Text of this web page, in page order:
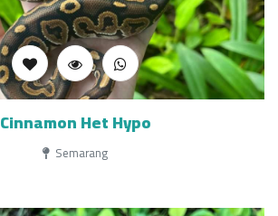
Cinnamon Het Hypo
Semarang